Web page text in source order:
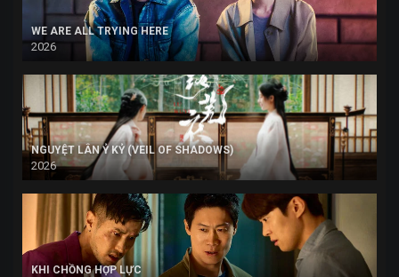
WE ARE ALL TRYING HERE
2026
NGUYỆT LÂN Ỷ KỶ (VEIL OF SHADOWS)
2026
KHI CHỒNG HỢP LỰC